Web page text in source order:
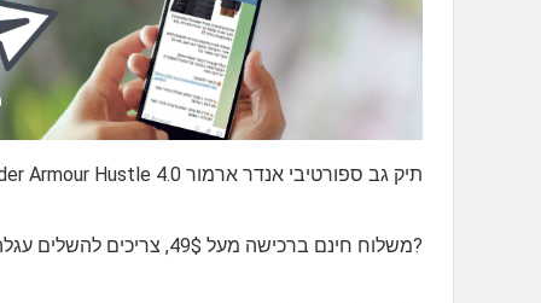
תיק גב ספורטיבי אנדר ארמור Under Armour Hustle 4.0 בגודל טוב לכל מטרה יכול להכיל גם מחשב נייד סטנדרטי 15.6"
?משלוח חינם ברכישה מעל 49$, צריכים להשלים עגלה?